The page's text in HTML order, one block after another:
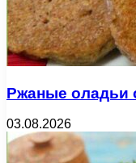
Ржаные оладьи
03.08.2026